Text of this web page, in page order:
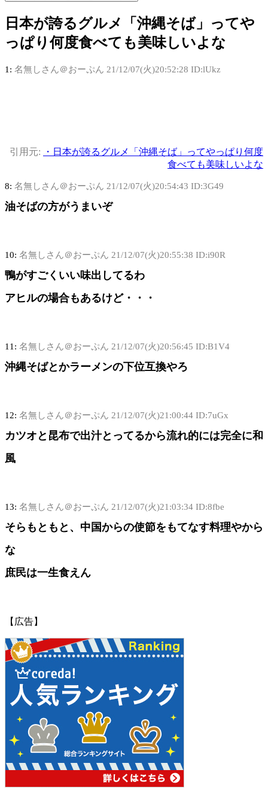
日本が誇るグルメ「沖縄そば」ってや
っぱり何度食べても美味しいよな
1: 名無しさん＠おーぷん 21/12/07(火)20:52:28 ID:lUkz
引用元:
・日本が誇るグルメ「沖縄そば」ってやっぱり何度
食べても美味しいよな
8: 名無しさん＠おーぷん 21/12/07(火)20:54:43 ID:3G49
油そばの方がうまいぞ
10: 名無しさん＠おーぷん 21/12/07(火)20:55:38 ID:i90R
鴨がすごくいい味出してるわ
アヒルの場合もあるけど・・・
11: 名無しさん＠おーぷん 21/12/07(火)20:56:45 ID:B1V4
沖縄そばとかラーメンの下位互換やろ
12: 名無しさん＠おーぷん 21/12/07(火)21:00:44 ID:7uGx
カツオと昆布で出汁とってるから流れ的には完全に和
風
13: 名無しさん＠おーぷん 21/12/07(火)21:03:34 ID:8fbe
そらもともと、中国からの使節をもてなす料理やから
な
庶民は一生食えん
【広告】